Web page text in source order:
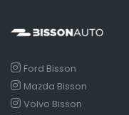
Ford Bisson
Mazda Bisson
Volvo Bisson